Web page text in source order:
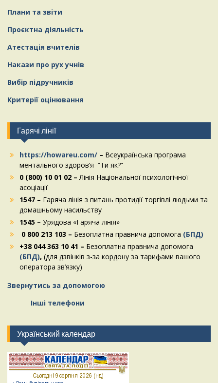
Плани та звіти
Проєктна діяльність
Атестація вчителів
Накази про рух учнів
Вибір підручників
Критерії оцінювання
Гарячі лінії
https://howareu.com/ – Всеукраїнська програма
ментального здоров’я “Ти як?”
0 (800) 10 01 02 –Лінія Національної психологічної
асоціації
1547 – Гаряча лінія з питань протидії торгівлі людьми та
домашньому насильству
1545 – Урядова «Гаряча лінія»
0 800 213 103 – Безоплатна правнича допомога (БПД)
+38 044 363 10 41 – Безоплатна правнича допомога
(БПД), (для дзвінків з-за кордону за тарифами вашого
оператора зв’язку)
Звернутись за допомогою
Інші телефони
Український календар